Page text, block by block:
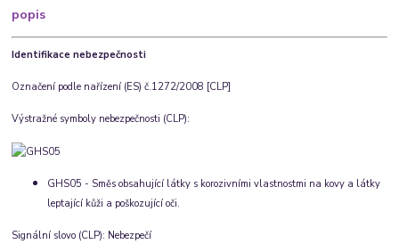
popis
Identifikace nebezpečnosti
Označení podle nařízení (ES) č.1272/2008 [CLP]
Výstražné symboly nebezpečnosti (CLP):
GHS05 - Směs obsahující látky s korozivními vlastnostmi na kovy a látky
leptající kůži a poškozující oči.
Signální slovo (CLP): Nebezpečí